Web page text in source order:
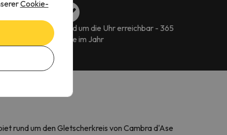
Rund um die Uhr erreichbar - 365
Tage im Jahr
rund um den Gletscherkreis von Cambra d'Ase
Cookie-